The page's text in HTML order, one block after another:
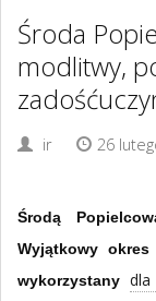
Środa
modlitwy,
ir 26
Środą
Wyjątkowy
wykorzystany